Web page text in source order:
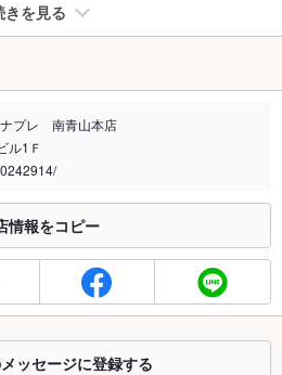
きを見る
律が施行されています。正しい情報はお店へお問い
プレ 南青山本店
ル1Ｆ
情報をコピー
ッセージに登録する